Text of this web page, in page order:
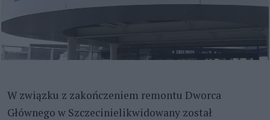
W związku z zakończeniem remontu Dworca
Głównego w Szczecinielikwidowany został